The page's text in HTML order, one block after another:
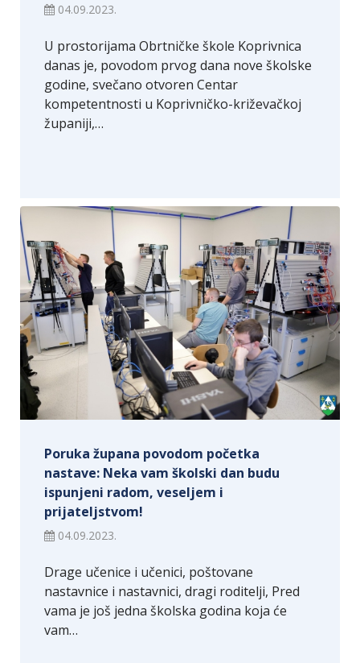
04.09.2023.
U prostorijama Obrtničke škole Koprivnica
danas je, povodom prvog dana nove školske
godine, svečano otvoren Centar
kompetentnosti u Koprivničko-križevačkoj
županiji,…
Poruka župana povodom početka
nastave: Neka vam školski dan budu
ispunjeni radom, veseljem i
prijateljstvom!
04.09.2023.
Drage učenice i učenici, poštovane
nastavnice i nastavnici, dragi roditelji, Pred
vama je još jedna školska godina koja će
vam…